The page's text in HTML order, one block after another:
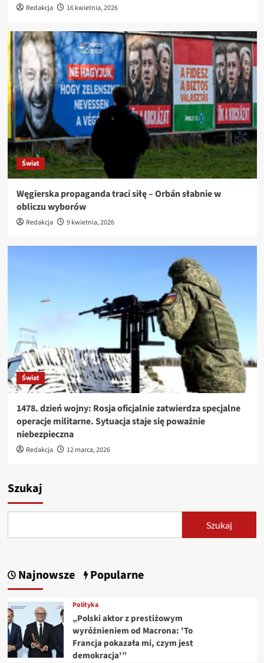
Redakcja 16 kwietnia, 2026
Świat
Węgierska propaganda traci siłę – Orbán słabnie w
obliczu wyborów
Redakcja 9 kwietnia, 2026
Świat
1478. dzień wojny: Rosja oficjalnie zatwierdza specjalne
operacje militarne. Sytuacja staje się poważnie
niebezpieczna
Redakcja 12 marca, 2026
Szukaj
Szukaj
Najnowsze Popularne
Polityka
„Polski aktor z prestiżowym
wyróżnieniem od Macrona: 'To
Francja pokazała mi, czym jest
demokracja'”